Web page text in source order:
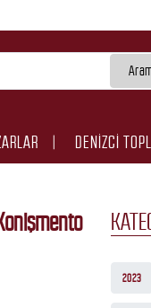
DENİZCİ
2023